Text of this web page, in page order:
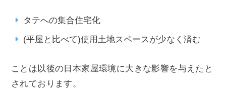
タテへの集合住宅化
(平屋と比べて)使用土地スペースが少なく済む
ことは以後の日本家屋環境に大きな影響を与えたと
されております。